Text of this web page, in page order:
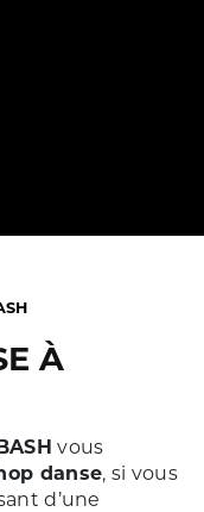
vous
danse, si vous
d’une